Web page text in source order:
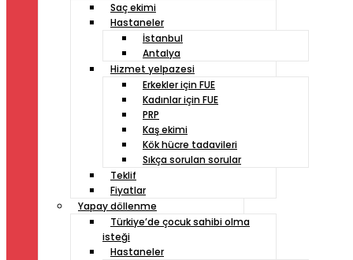
Saç ekimi
Hastaneler
İstanbul
Antalya
Hizmet yelpazesi
Erkekler için FUE
Kadınlar için FUE
PRP
Kaş ekimi
Kök hücre tadavileri
Sıkça sorulan sorular
Teklif
Fiyatlar
Yapay döllenme
Türkiye’de çocuk sahibi olma
isteği
Hastaneler